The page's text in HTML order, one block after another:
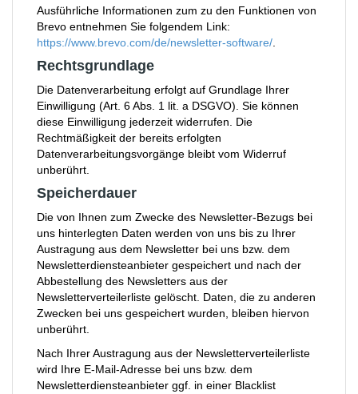
Ausführliche Informationen zum zu den Funktionen von
Brevo entnehmen Sie folgendem Link:
https://www.brevo.com/de/newsletter-software/.
Rechtsgrundlage
Die Datenverarbeitung erfolgt auf Grundlage Ihrer
Einwilligung (Art. 6 Abs. 1 lit. a DSGVO). Sie können
diese Einwilligung jederzeit widerrufen. Die
Rechtmäßigkeit der bereits erfolgten
Datenverarbeitungsvorgänge bleibt vom Widerruf
unberührt.
Speicherdauer
Die von Ihnen zum Zwecke des Newsletter-Bezugs bei
uns hinterlegten Daten werden von uns bis zu Ihrer
Austragung aus dem Newsletter bei uns bzw. dem
Newsletterdiensteanbieter gespeichert und nach der
Abbestellung des Newsletters aus der
Newsletterverteilerliste gelöscht. Daten, die zu anderen
Zwecken bei uns gespeichert wurden, bleiben hiervon
unberührt.
Nach Ihrer Austragung aus der Newsletterverteilerliste
wird Ihre E-Mail-Adresse bei uns bzw. dem
Newsletterdiensteanbieter ggf. in einer Blacklist